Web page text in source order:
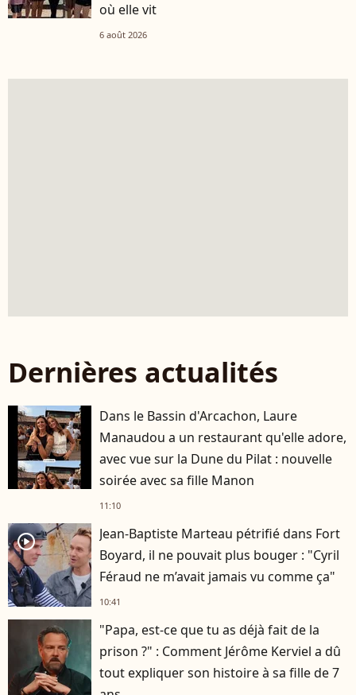
où elle vit
6 août 2026
Dernières actualités
Dans le Bassin d'Arcachon, Laure
Manaudou a un restaurant qu'elle adore,
avec vue sur la Dune du Pilat : nouvelle
soirée avec sa fille Manon
11:10
player2
Jean-Baptiste Marteau pétrifié dans Fort
Boyard, il ne pouvait plus bouger : "Cyril
Féraud ne m’avait jamais vu comme ça"
10:41
"Papa, est-ce que tu as déjà fait de la
prison ?" : Comment Jérôme Kerviel a dû
tout expliquer son histoire à sa fille de 7